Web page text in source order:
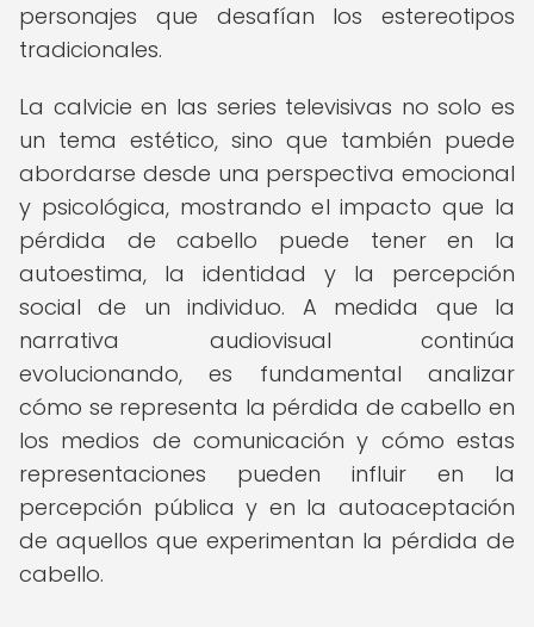
personajes que desafían los estereotipos
tradicionales.
La calvicie en las series televisivas no solo es
un tema estético, sino que también puede
abordarse desde una perspectiva emocional
y psicológica, mostrando el impacto que la
pérdida de cabello puede tener en la
autoestima, la identidad y la percepción
social de un individuo. A medida que la
narrativa audiovisual continúa
evolucionando, es fundamental analizar
cómo se representa la pérdida de cabello en
los medios de comunicación y cómo estas
representaciones pueden influir en la
percepción pública y en la autoaceptación
de aquellos que experimentan la pérdida de
cabello.